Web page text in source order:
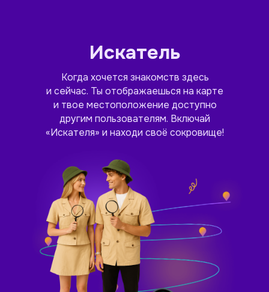
Когда хочется знакомств здесь
и сейчас. Ты отображаешься на карте
и твое местоположение доступно
другим пользователям. Включай
«Искателя» и находи своё сокровище!
Искатель